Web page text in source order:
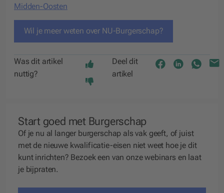
Midden-Oosten
Wil je meer weten over NU-Burgerschap?
Was dit artikel
nuttig?
Deel dit
artikel
Start goed met Burgerschap
Of je nu al langer burgerschap als vak geeft, of juist
met de nieuwe kwalificatie-eisen niet weet hoe je dit
kunt inrichten? Bezoek een van onze webinars en laat
je bijpraten.